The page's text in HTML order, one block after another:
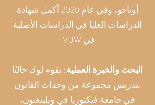
أوتاجو، وفي عام 2020 أكمل شهادة
الدراسات العليا في الدراسات الأصلية
في VUW.
البحث والخبرة العملية: يقوم لوك حاليًا
بتدريس مجموعة من وحدات القانون
في جامعة فيكتوريا في ويلينغتون،